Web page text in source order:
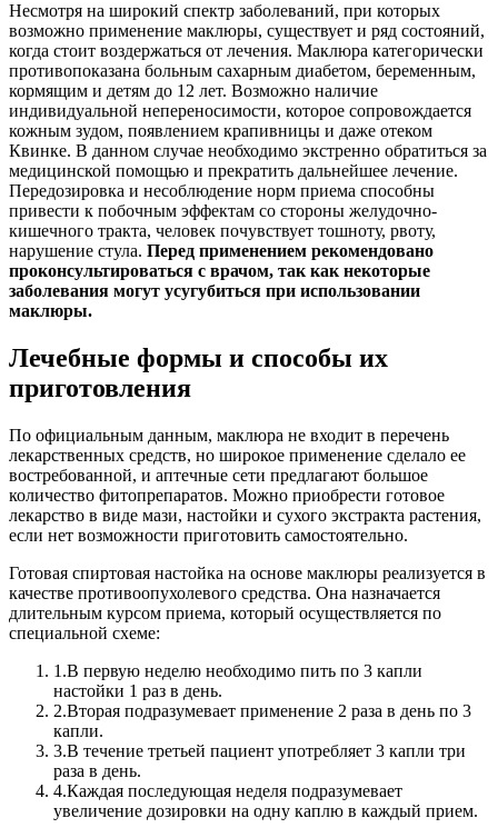
Несмотря на широкий спектр заболеваний, при которых
возможно применение маклюры, существует и ряд состояний,
когда стоит воздержаться от лечения. Маклюра категорически
противопоказана больным сахарным диабетом, беременным,
кормящим и детям до 12 лет. Возможно наличие
индивидуальной непереносимости, которое сопровождается
кожным зудом, появлением крапивницы и даже отеком
Квинке. В данном случае необходимо экстренно обратиться за
медицинской помощью и прекратить дальнейшее лечение.
Передозировка и несоблюдение норм приема способны
привести к побочным эффектам со стороны желудочно-
кишечного тракта, человек почувствует тошноту, рвоту,
нарушение стула. Перед применением рекомендовано
проконсультироваться с врачом, так как некоторые
заболевания могут усугубиться при использовании
маклюры.
Лечебные формы и способы их
приготовления
По официальным данным, маклюра не входит в перечень
лекарственных средств, но широкое применение сделало ее
востребованной, и аптечные сети предлагают большое
количество фитопрепаратов. Можно приобрести готовое
лекарство в виде мази, настойки и сухого экстракта растения,
если нет возможности приготовить самостоятельно.
Готовая спиртовая настойка на основе маклюры реализуется в
качестве противоопухолевого средства. Она назначается
длительным курсом приема, который осуществляется по
специальной схеме:
1.В первую неделю необходимо пить по 3 капли
настойки 1 раз в день.
2.Вторая подразумевает применение 2 раза в день по 3
капли.
3.В течение третьей пациент употребляет 3 капли три
раза в день.
4.Каждая последующая неделя подразумевает
увеличение дозировки на одну каплю в каждый прием.